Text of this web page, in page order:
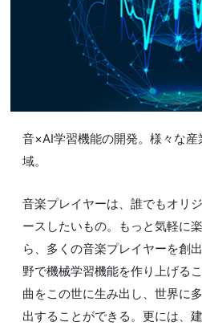
音×AI学習機能の開発。様々な
域。
音楽プレイヤーは、誰でもオリ
ースしたいもの。もっと気軽に
ら、多くの音楽プレイヤーを創
野で機械学習機能を作り上げる
曲をこの世に生み出し、世界に
出することができる。更には、